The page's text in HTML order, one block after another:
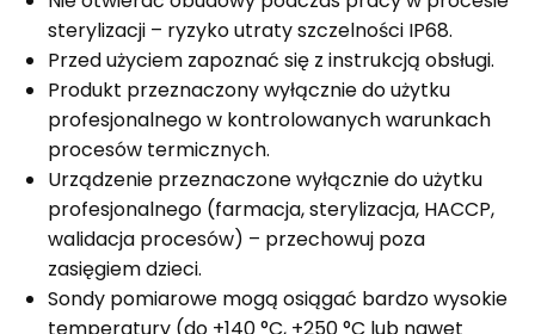
sterylizacji – ryzyko utraty szczelności IP68.
Przed użyciem zapoznać się z instrukcją obsługi.
Produkt przeznaczony wyłącznie do użytku
profesjonalnego w kontrolowanych warunkach
procesów termicznych.
Urządzenie przeznaczone wyłącznie do użytku
profesjonalnego (farmacja, sterylizacja, HACCP,
walidacja procesów) – przechowuj poza
zasięgiem dzieci.
Sondy pomiarowe mogą osiągać bardzo wysokie
temperatury (do +140 °C, +250 °C lub nawet